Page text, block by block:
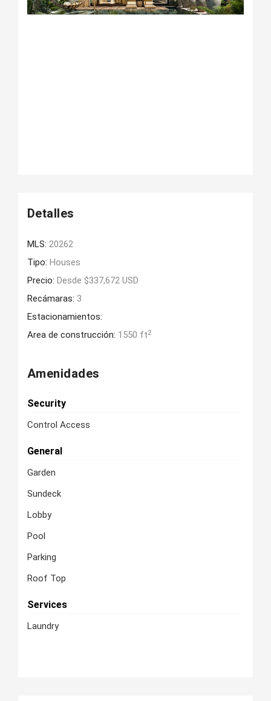
Detalles
MLS: 20262
Tipo: Houses
Precio: Desde $337,672 USD
Recámaras: 3
Estacionamientos:
Area de construcción: 1550 ft2
Amenidades
Security
Control Access
General
Garden
Sundeck
Lobby
Pool
Parking
Roof Top
Services
Laundry